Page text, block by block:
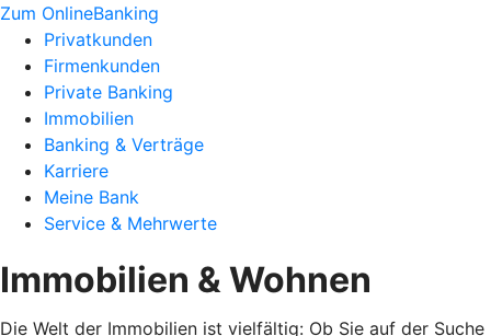
Zum OnlineBanking
Privatkunden
Firmenkunden
Private Banking
Immobilien
Banking & Verträge
Karriere
Meine Bank
Service & Mehrwerte
Immobilien & Wohnen
Die Welt der Immobilien ist vielfältig: Ob Sie auf der Suche